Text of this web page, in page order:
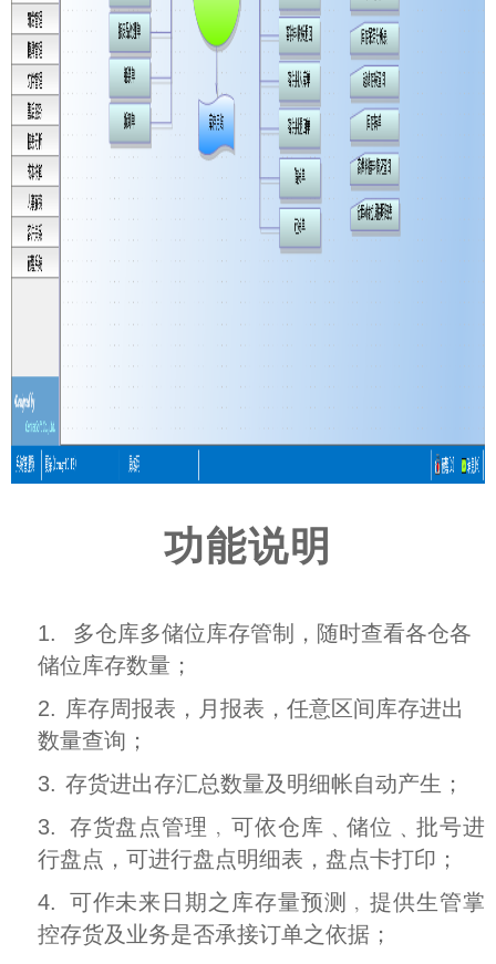
功能说明
1.
多仓库多储位库存管制，随时查看各仓各
储位库存数量；
2. 库存周报表，月报表，任意区间库存进出
数量查询；
3. 存货进出存汇总数量及明细帐自动产生；
3.
存货盘点管理﹐可依仓库﹑储位﹑批号进
行盘点，可进行盘点明细表，盘点卡打印；
4.
可作未来日期之库存量预测﹐提供生管掌
控存货及业务是否承接订单之依据；